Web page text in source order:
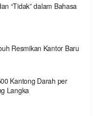
“Tidak” dalam Bahasa
Resmikan Kantor Baru
Kantong Darah per
Langka